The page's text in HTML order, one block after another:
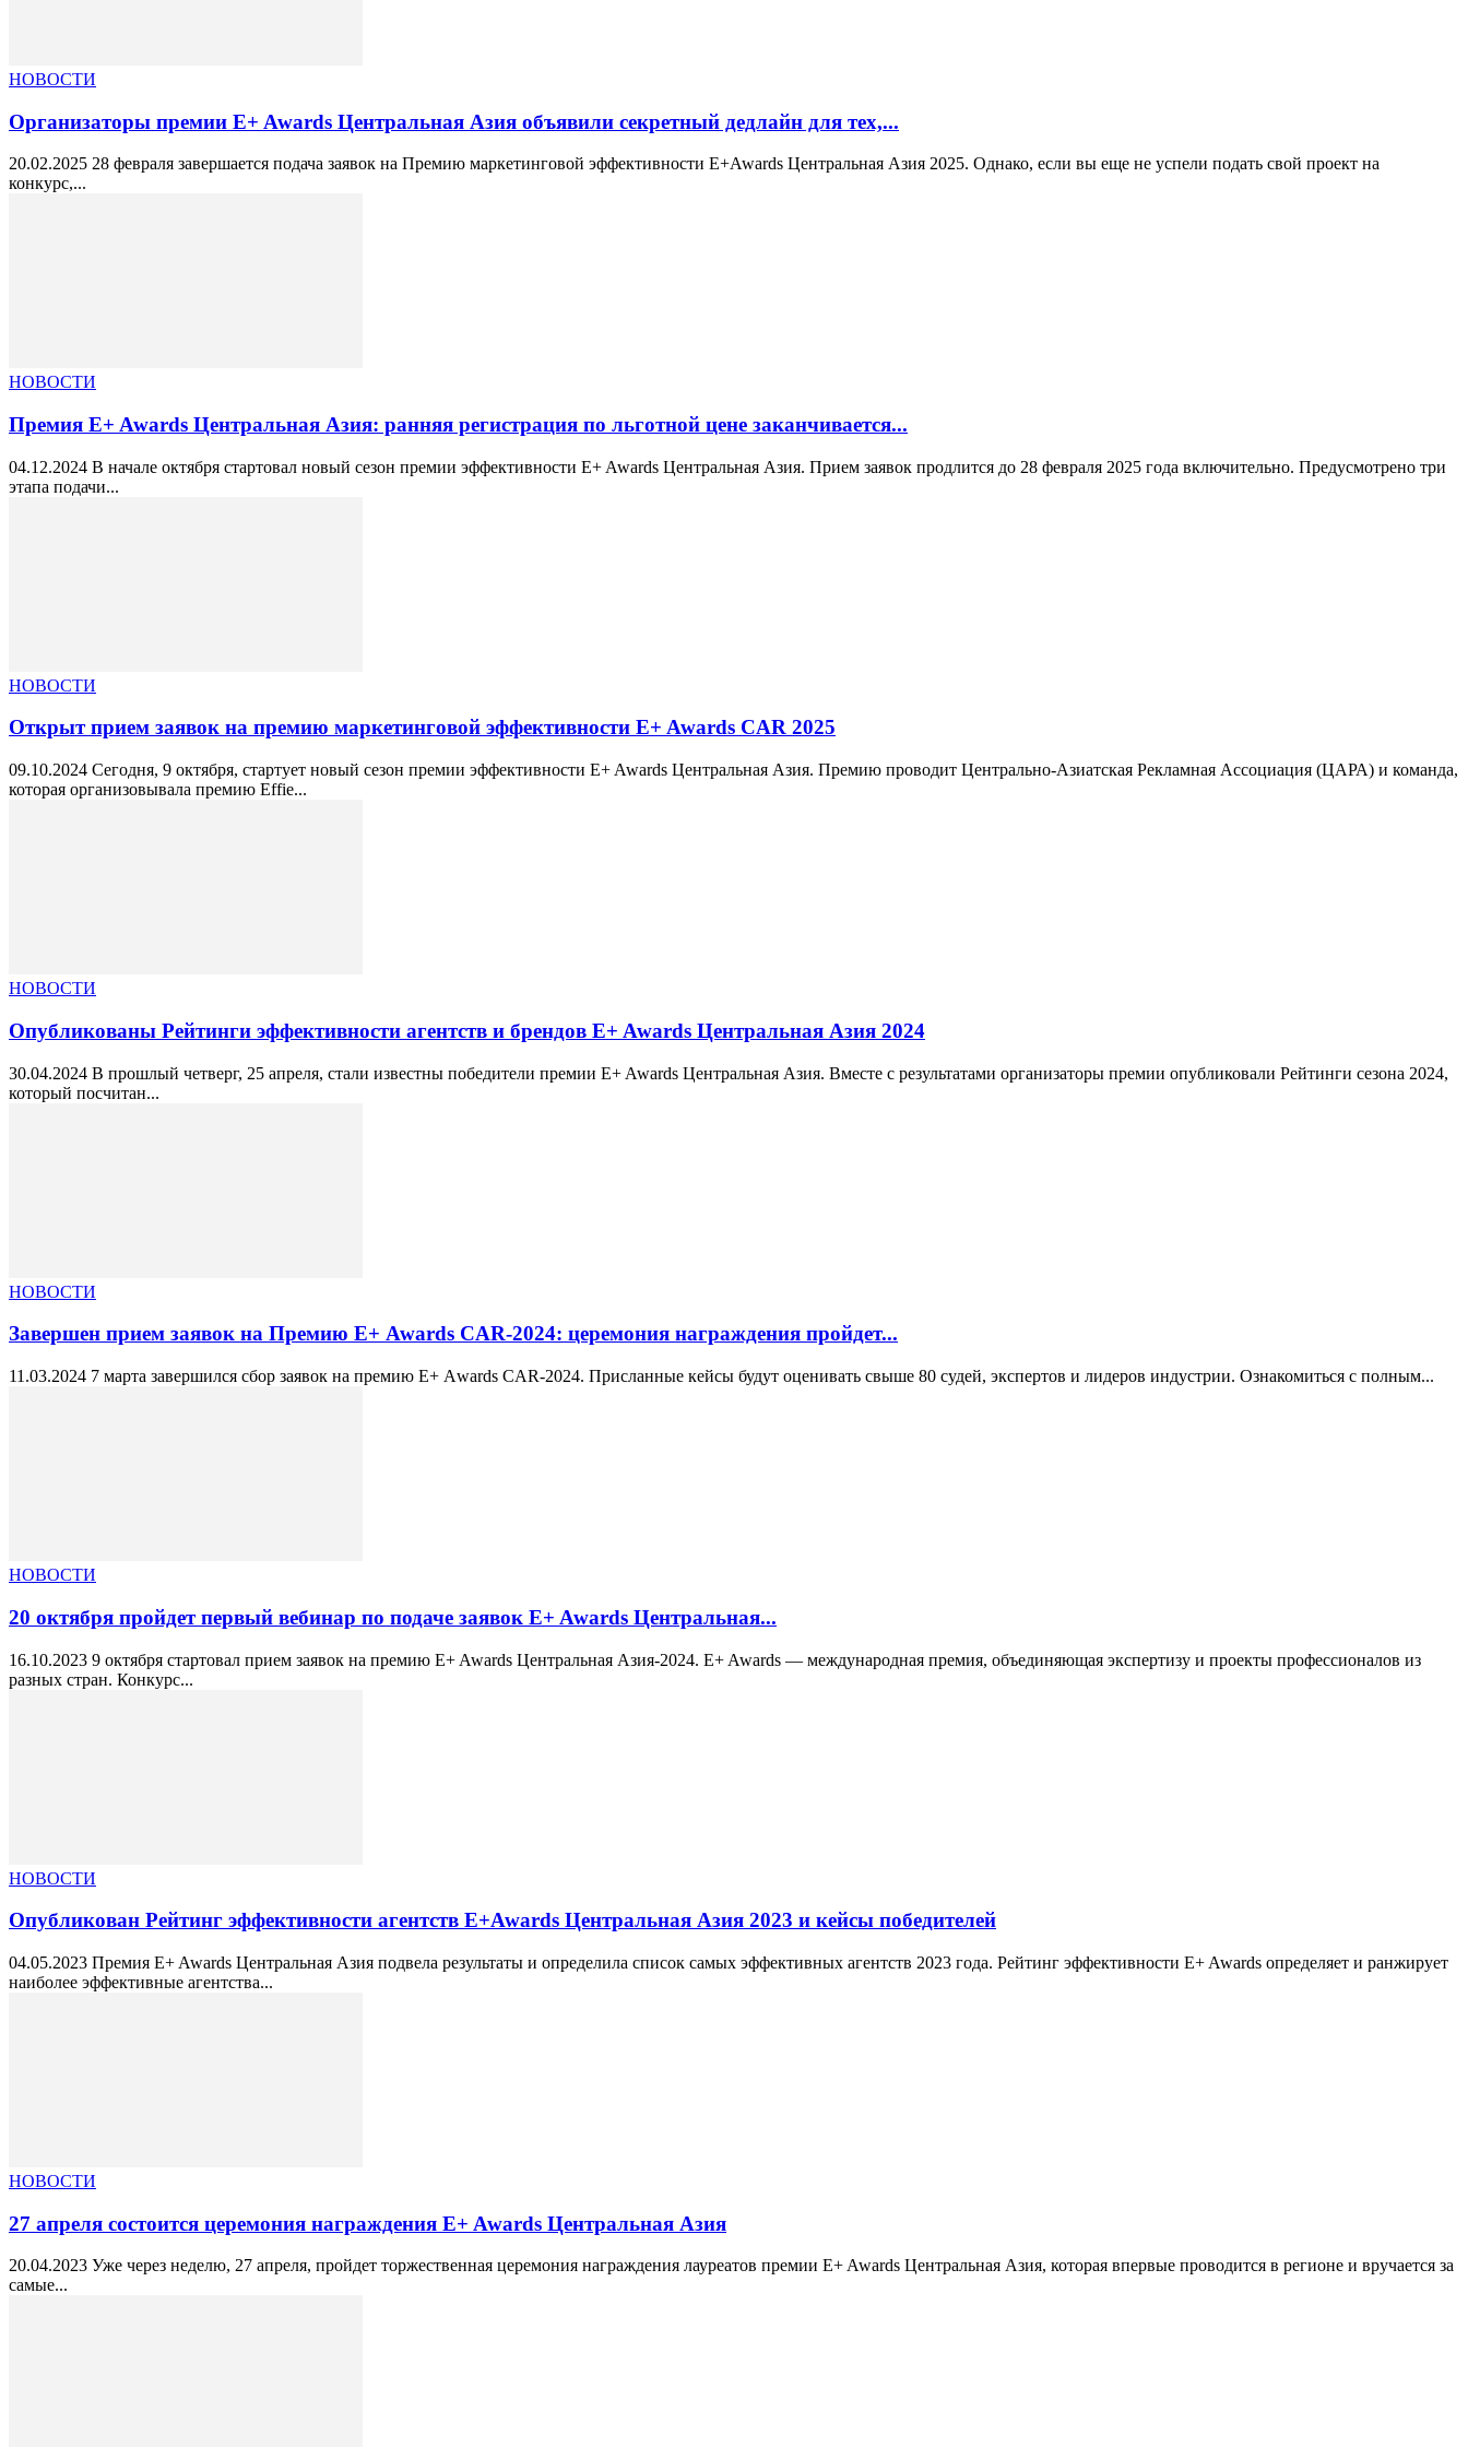
НОВОСТИ
Организаторы премии E+ Awards Центральная Азия объявили секретный дедлайн для тех,...
20.02.2025 28 февраля завершается подача заявок на Премию маркетинговой эффективности E+Awards Центральная Азия 2025. Однако, если вы еще не успели подать свой проект на
конкурс,...
НОВОСТИ
Премия E+ Awards Центральная Азия: ранняя регистрация по льготной цене заканчивается...
04.12.2024 В начале октября стартовал новый сезон премии эффективности E+ Awards Центральная Азия. Прием заявок продлится до 28 февраля 2025 года включительно. Предусмотрено три
этапа подачи...
НОВОСТИ
Открыт прием заявок на премию маркетинговой эффективности E+ Awards CAR 2025
09.10.2024 Сегодня, 9 октября, стартует новый сезон премии эффективности E+ Awards Центральная Азия. Премию проводит Центрально-Азиатская Рекламная Ассоциация (ЦАРА) и команда,
которая организовывала премию Effie...
НОВОСТИ
Опубликованы Рейтинги эффективности агентств и брендов E+ Awards Центральная Азия 2024
30.04.2024 В прошлый четверг, 25 апреля, стали известны победители премии E+ Awards Центральная Азия. Вместе с результатами организаторы премии опубликовали Рейтинги сезона 2024,
который посчитан...
НОВОСТИ
Завершен прием заявок на Премию Е+ Awards CAR-2024: церемония награждения пройдет...
11.03.2024 7 марта завершился сбор заявок на премию Е+ Аwards СAR-2024. Присланные кейсы будут оценивать свыше 80 судей, экспертов и лидеров индустрии. Ознакомиться с полным...
НОВОСТИ
20 октября пройдет первый вебинар по подаче заявок E+ Awards Центральная...
16.10.2023 9 октября стартовал прием заявок на премию E+ Awards Центральная Азия-2024. E+ Awards — международная премия, объединяющая экспертизу и проекты профессионалов из
разных стран. Конкурс...
НОВОСТИ
Опубликован Рейтинг эффективности агентств E+Awards Центральная Азия 2023 и кейсы победителей
04.05.2023 Премия E+ Awards Центральная Азия подвела результаты и определила список самых эффективных агентств 2023 года. Рейтинг эффективности E+ Awards определяет и ранжирует
наиболее эффективные агентства...
НОВОСТИ
27 апреля состоится церемония награждения E+ Awards Центральная Азия
20.04.2023 Уже через неделю, 27 апреля, пройдет торжественная церемония награждения лауреатов премии E+ Awards Центральная Азия, которая впервые проводится в регионе и вручается за
самые...